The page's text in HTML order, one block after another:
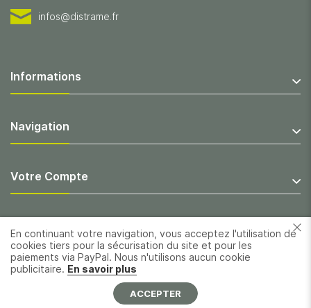
En continuant votre navigation, vous acceptez l'utilisation de
cookies tiers pour la sécurisation du site et pour les
paiements via PayPal. Nous n'utilisons aucun cookie
publicitaire. En savoir plus
ACCEPTER
infos@distrame.fr
Informations
Navigation
Votre Compte